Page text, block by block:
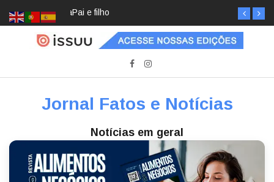
Pai e filho
Jornal Fatos e Notícias
Notícias em geral